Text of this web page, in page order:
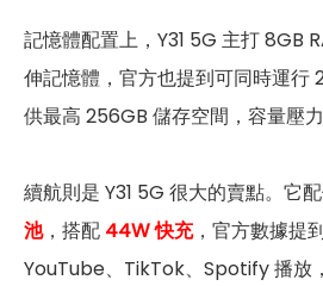
記憶體配置上，Y31 5G 主打 8GB
伸記憶體，官方也提到可同時運行
供最高 256GB 儲存空間，容量壓力
續航則是 Y31 5G 很大的賣點。它
池，搭配 44W 快充，官方數據提
YouTube、TikTok、Spotify 播放